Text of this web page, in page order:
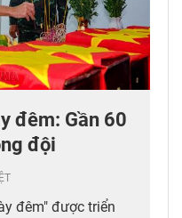
đêm: Gần 60
đội
đêm" được triển